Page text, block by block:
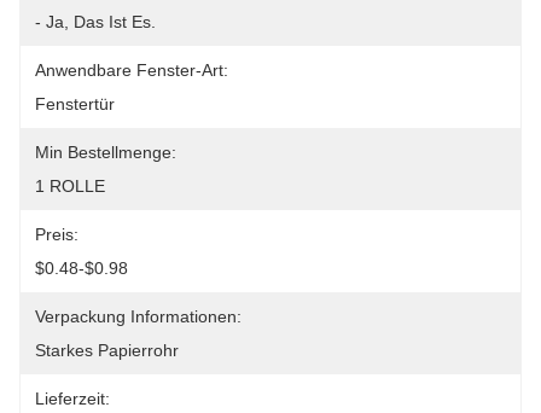
- Ja, Das Ist Es.
Anwendbare Fenster-Art:
Fenstertür
Min Bestellmenge:
1 ROLLE
Preis:
$0.48-$0.98
Verpackung Informationen:
Starkes Papierrohr
Lieferzeit: